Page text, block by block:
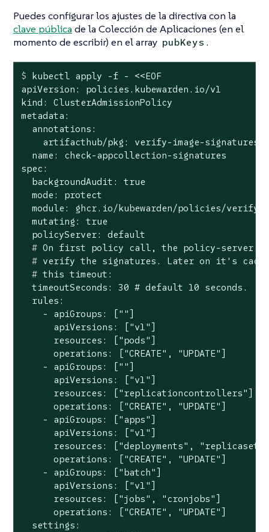
Puedes configurar los ajustes de la directiva con la
clave pública de la Colección de Aplicaciones (en el
momento de escribir) en el array pubKeys .
$ kubectl apply -f - <<EOF
apiVersion: policies.kubewarden.io/v1
kind: ClusterAdmissionPolicy
metadata:
  annotations:
artifacthub/pkg: verify-image-
  name: check-appcollection-signatures
spec:
  backgroundAudit: true
  mode: protect
module: ghcr.io/kubewarden/policies/verify-
  mutating: true
  #
On first policy call, the policy-server
  #
verify the signatures. Later on it 's
  #
this timeout:
  timeoutSeconds: 30 # default 10 seconds.
  rules:
    - apiGroups: [""]
      apiVersions: ["v1"]
      resources: ["pods"]
      operations: ["CREATE", "UPDATE"]
    - apiGroups: [""]
      apiVersions: ["v1"]
      resources: ["replicationcontrollers"]
      operations: ["CREATE", "UPDATE"]
    - apiGroups: ["apps"]
      apiVersions: ["v1"]
resources: ["deployments",
      operations: ["CREATE", "UPDATE"]
    - apiGroups: ["batch"]
      apiVersions: ["v1"]
      resources: ["jobs", "cronjobs"]
      operations: ["CREATE", "UPDATE"]
  settings: